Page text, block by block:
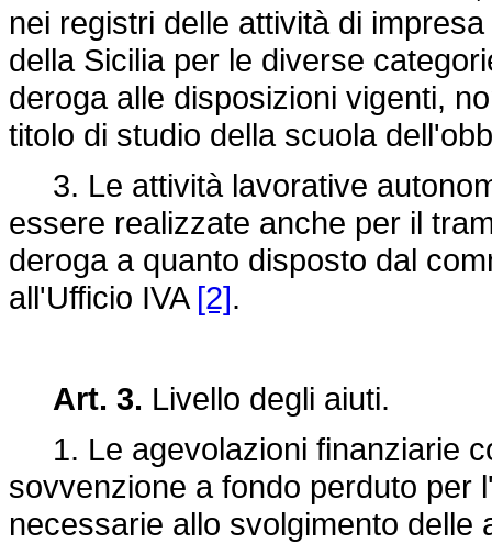
nei registri delle attività di
della Sicilia per le diverse
deroga alle disposizioni vigenti,
titolo di studio della scuola
3. Le attività lavorative
essere realizzate anche per il
deroga a quanto disposto dal
all'Ufficio IVA [2].
Art. 3. Livello degli aiuti.
1. Le agevolazioni finanziarie
sovvenzione a fondo perduto per
necessarie allo svolgimento delle